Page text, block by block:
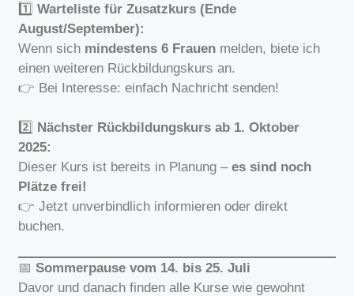
1️⃣Warteliste für Zusatzkurs (Ende
August/September):
Wenn sich mindestens 6 Frauen melden, biete ich
einen weiteren Rückbildungskurs an.
👉 Bei Interesse: einfach Nachricht senden!
2️⃣
Nächster Rückbildungskurs ab 1. Oktober
2025:
Dieser Kurs ist bereits in Planung –es sind noch
Plätze frei!
👉 Jetzt unverbindlich informieren oder direkt
buchen.
📅Sommerpause vom 14. bis 25. Juli
Davor und danach finden alle Kurse wie gewohnt